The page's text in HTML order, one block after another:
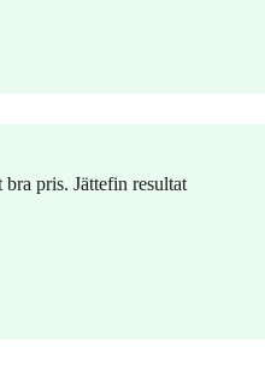
pris. Jättefin resultat